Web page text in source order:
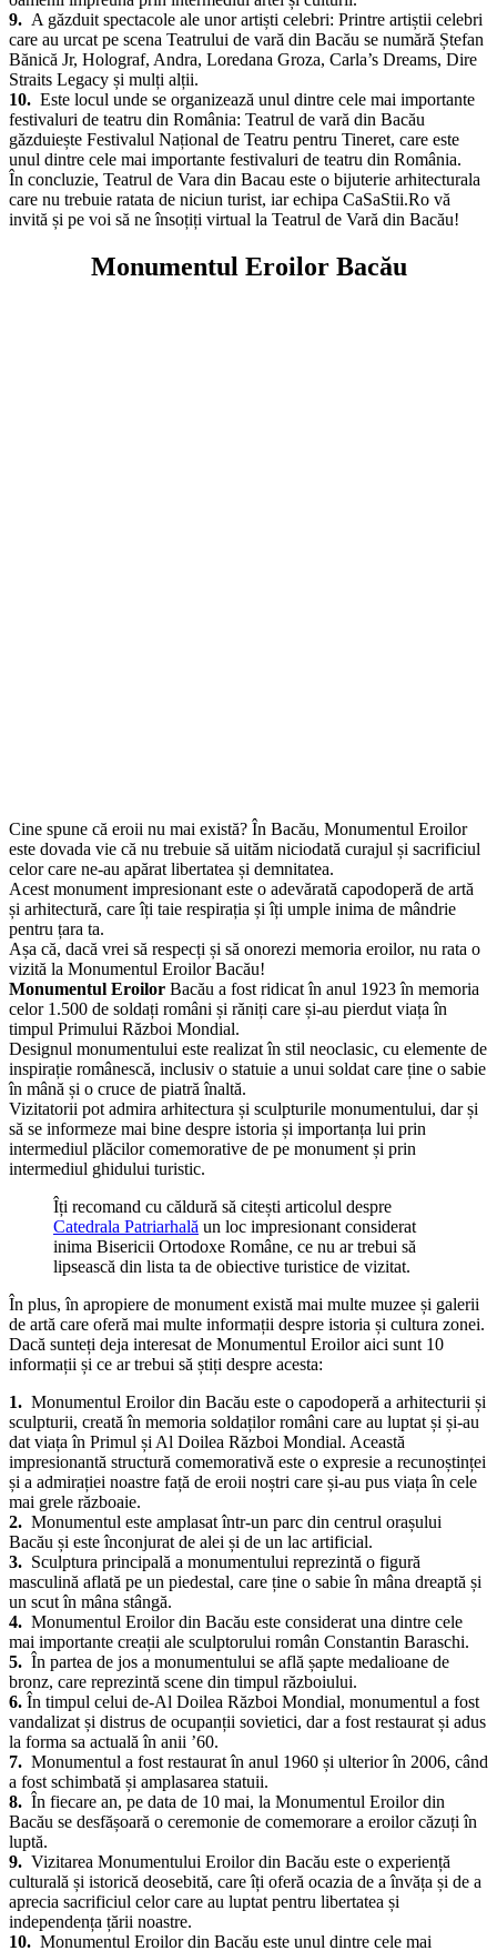
8. Este un simbol cultural important: Teatrul de vară din Bacău este
un simbol cultural important pentru oraș și un loc care aduce
oamenii împreună prin intermediul artei și culturii.
9.A găzduit spectacole ale unor artiști celebri: Printre artiștii celebri
care au urcat pe scena Teatrului de vară din Bacău se numără Ștefan
Bănică Jr, Holograf, Andra, Loredana Groza, Carla’s Dreams, Dire
Straits Legacy și mulți alții.
10. Este locul unde se organizează unul dintre cele mai importante
festivaluri de teatru din România: Teatrul de vară din Bacău
găzduiește Festivalul Național de Teatru pentru Tineret, care este
unul dintre cele mai importante festivaluri de teatru din România.
care nu trebuie ratata de niciun turist, iar echipa CaSaStii.Ro vă
invită și pe voi să ne însoțiți virtual la Teatrul de Vară din Bacău!
Cine spune că eroii nu mai există? În Bacău, Monumentul Eroilor
este dovada vie că nu trebuie să uităm niciodată curajul și sacrificiul
celor care ne-au apărat libertatea și demnitatea.
Acest monument impresionant este o adevărată capodoperă de artă
și arhitectură, care îți taie respirația și îți umple inima de mândrie
pentru țara ta.
Așa că, dacă vrei să respecți și să onorezi memoria eroilor, nu rata o
vizită la Monumentul Eroilor Bacău!
Monumentul EroilorBacău a fost ridicat în anul 1923 în memoria
celor 1.500 de soldați români și răniți care și-au pierdut viața în
timpul Primului Război Mondial.
Designul monumentului este realizat în stil neoclasic, cu elemente de
inspirație românescă, inclusiv o statuie a unui soldat care ține o sabie
în mână și o cruce de piatră înaltă.
Vizitatorii pot admira arhitectura și sculpturile monumentului, dar și
intermediul plăcilor comemorative de pe monument și prin
intermediul ghidului turistic.
Îți recomand cu căldură să citești articolul despre
inima Bisericii Ortodoxe Române, ce nu ar trebui să
lipsească din lista ta de obiective turistice de vizitat.
În plus, în apropiere de monument există mai multe muzee și galerii
Dacă sunteți deja interesat de Monumentul Eroilor aici sunt 10
informații și ce ar trebui să știți despre acesta:
1.Monumentul Eroilor din Bacău este o capodoperă a arhitecturii și
sculpturii, creată în memoria soldaților români care au luptat și și-au
dat viața în Primul și Al Doilea Război Mondial. Această
impresionantă structură comemorativă este o expresie a recunoștinței
și a admirației noastre față de eroii noștri care și-au pus viața în cele
mai grele războaie.
2.Monumentul este amplasat într-un parc din centrul orașului
Bacău și este înconjurat de alei și de un lac artificial.
3. Sculptura principală a monumentului reprezintă o figură
masculină aflată pe un piedestal, care ține o sabie în mâna dreaptă și
un scut în mâna stângă.
4.Monumentul Eroilor din Bacău este considerat una dintre cele
mai importante creații ale sculptorului român Constantin Baraschi.
5.În partea de jos a monumentului se află șapte medalioane de
bronz, care reprezintă scene din timpul războiului.
6. În timpul celui de-Al Doilea Război Mondial, monumentul a fost
vandalizat și distrus de ocupanții sovietici, dar a fost restaurat și adus
la forma sa actuală în anii ’60.
7.Monumentul a fost restaurat în anul 1960 și ulterior în 2006, când
a fost schimbată și amplasarea statuii.
8. În fiecare an, pe data de 10 mai, la Monumentul Eroilor din
Bacău se desfășoară o ceremonie de comemorare a eroilor căzuți în
luptă.
9.Vizitarea Monumentului Eroilor din Bacău este o experiență
culturală și istorică deosebită, care îți oferă ocazia de a învăța și de a